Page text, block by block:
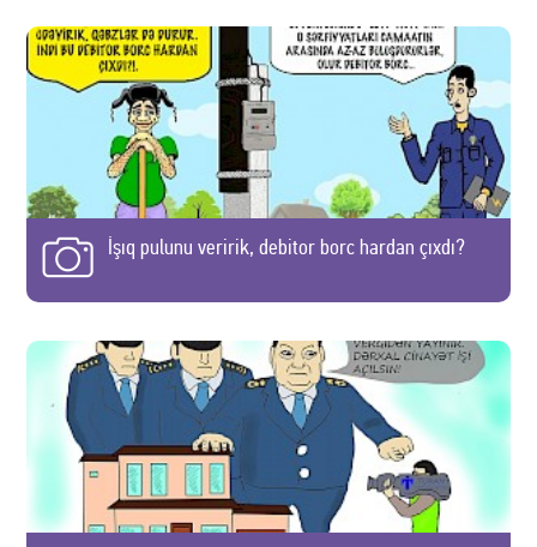
İşıq pulunu veririk, debitor borc hardan çıxdı?